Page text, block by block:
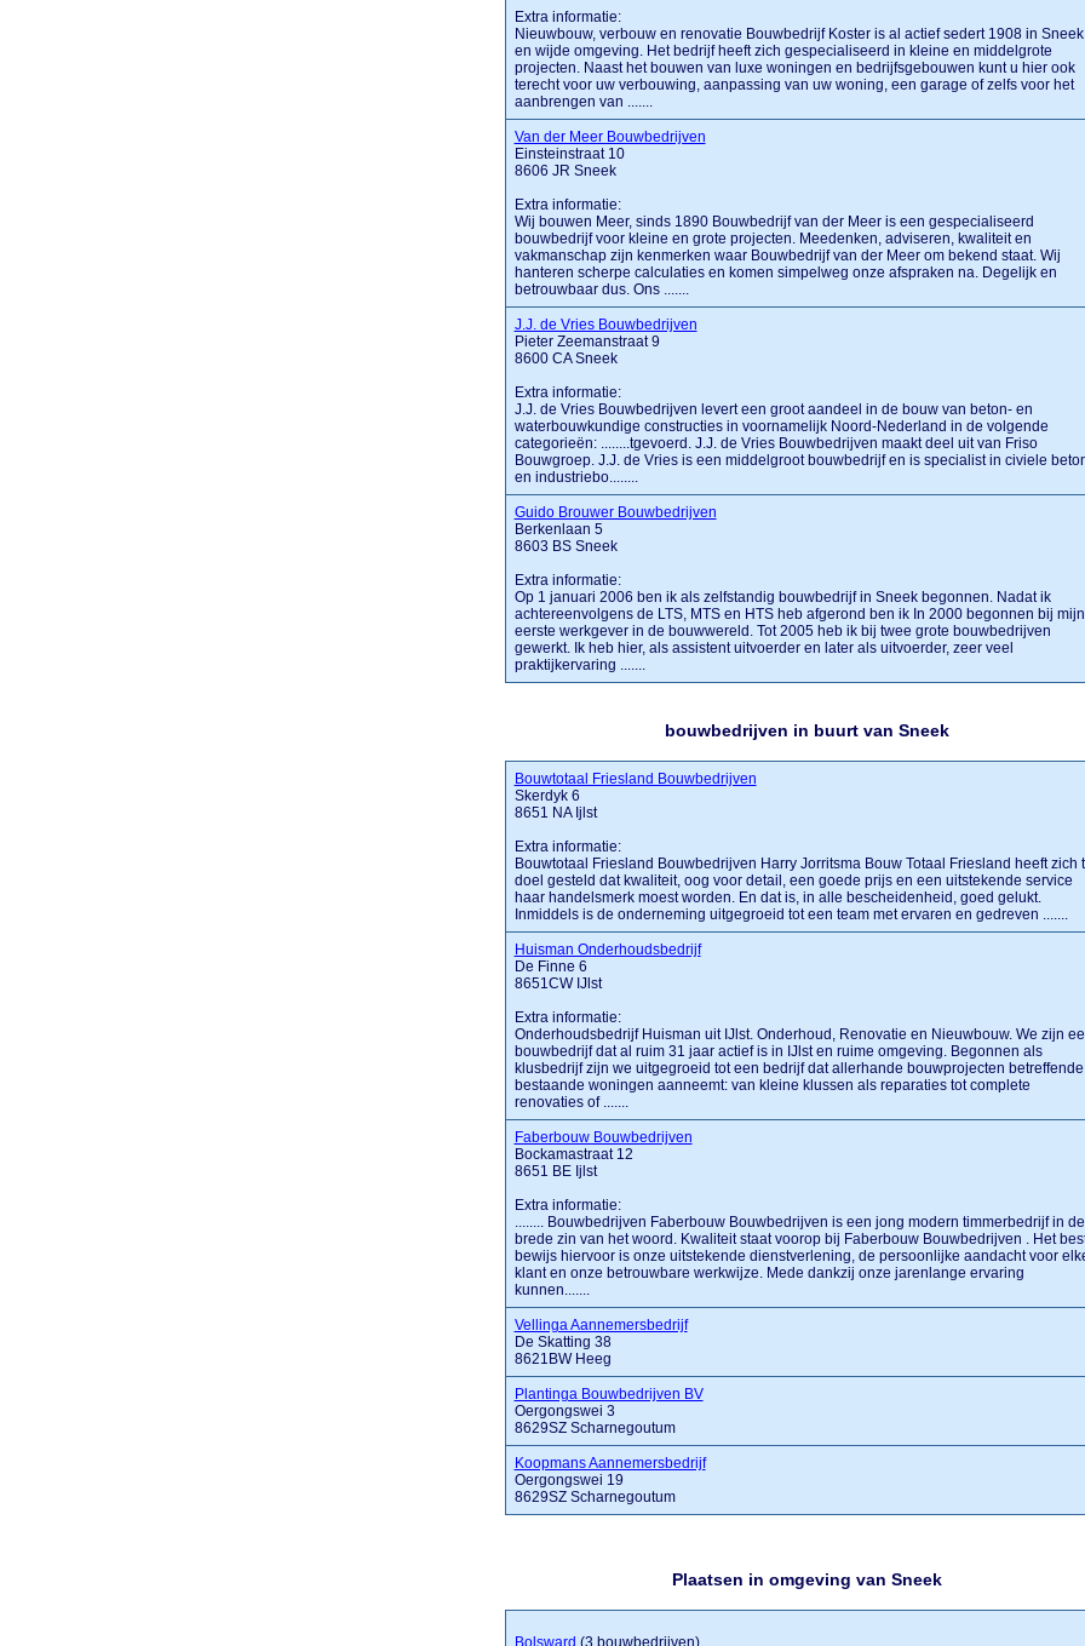
Extra informatie:
Nieuwbouw, verbouw en renovatie Bouwbedrijf Koster is al actief sedert 1908 in Sneek
en wijde omgeving. Het bedrijf heeft zich gespecialiseerd in kleine en middelgrote
projecten. Naast het bouwen van luxe woningen en bedrijfsgebouwen kunt u hier ook
terecht voor uw verbouwing, aanpassing van uw woning, een garage of zelfs voor het
aanbrengen van .......
Van der Meer Bouwbedrijven
Einsteinstraat 10
8606 JR Sneek
Extra informatie:
Wij bouwen Meer, sinds 1890 Bouwbedrijf van der Meer is een gespecialiseerd
bouwbedrijf voor kleine en grote projecten. Meedenken, adviseren, kwaliteit en
vakmanschap zijn kenmerken waar Bouwbedrijf van der Meer om bekend staat. Wij
hanteren scherpe calculaties en komen simpelweg onze afspraken na. Degelijk en
betrouwbaar dus. Ons .......
J.J. de Vries Bouwbedrijven
Pieter Zeemanstraat 9
8600 CA Sneek
Extra informatie:
J.J. de Vries Bouwbedrijven levert een groot aandeel in de bouw van beton- en
waterbouwkundige constructies in voornamelijk Noord-Nederland in de volgende
categorieën: ........tgevoerd. J.J. de Vries Bouwbedrijven maakt deel uit van Friso
Bouwgroep. J.J. de Vries is een middelgroot bouwbedrijf en is specialist in civiele
en industriebo........
Guido Brouwer Bouwbedrijven
Berkenlaan 5
8603 BS Sneek
Extra informatie:
Op 1 januari 2006 ben ik als zelfstandig bouwbedrijf in Sneek begonnen. Nadat ik
achtereenvolgens de LTS, MTS en HTS heb afgerond ben ik In 2000 begonnen bij mijn
eerste werkgever in de bouwwereld. Tot 2005 heb ik bij twee grote bouwbedrijven
gewerkt. Ik heb hier, als assistent uitvoerder en later als uitvoerder, zeer veel
praktijkervaring .......
bouwbedrijven in buurt van Sneek
Bouwtotaal Friesland Bouwbedrijven
Skerdyk 6
8651 NA Ijlst
Extra informatie:
Bouwtotaal Friesland Bouwbedrijven Harry Jorritsma Bouw Totaal Friesland heeft zich
doel gesteld dat kwaliteit, oog voor detail, een goede prijs en een uitstekende service
haar handelsmerk moest worden. En dat is, in alle bescheidenheid, goed gelukt.
Inmiddels is de onderneming uitgegroeid tot een team met ervaren en gedreven .......
Huisman Onderhoudsbedrijf
De Finne 6
8651CW IJlst
Extra informatie:
Onderhoudsbedrijf Huisman uit IJlst. Onderhoud, Renovatie en Nieuwbouw. We zijn
bouwbedrijf dat al ruim 31 jaar actief is in IJlst en ruime omgeving. Begonnen als
klusbedrijf zijn we uitgegroeid tot een bedrijf dat allerhande bouwprojecten betreffende
bestaande woningen aanneemt: van kleine klussen als reparaties tot complete
renovaties of .......
Faberbouw Bouwbedrijven
Bockamastraat 12
8651 BE Ijlst
Extra informatie:
........ Bouwbedrijven Faberbouw Bouwbedrijven is een jong modern timmerbedrijf in de
brede zin van het woord. Kwaliteit staat voorop bij Faberbouw Bouwbedrijven . Het
bewijs hiervoor is onze uitstekende dienstverlening, de persoonlijke aandacht voor
klant en onze betrouwbare werkwijze. Mede dankzij onze jarenlange ervaring
kunnen.......
Vellinga Aannemersbedrijf
De Skatting 38
8621BW Heeg
Plantinga Bouwbedrijven BV
Oergongswei 3
8629SZ Scharnegoutum
Koopmans Aannemersbedrijf
Oergongswei 19
8629SZ Scharnegoutum
Plaatsen in omgeving van Sneek
Bolsward (3 bouwbedrijven)